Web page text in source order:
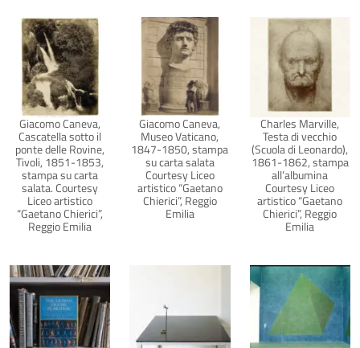
Giacomo Caneva,
Cascatella sotto il
ponte delle Rovine,
Tivoli, 1851-1853,
stampa su carta
salata. Courtesy
Liceo artistico
“Gaetano Chierici”,
Reggio Emilia
Giacomo Caneva,
Museo Vaticano,
1847-1850, stampa
su carta salata
Courtesy Liceo
artistico “Gaetano
Chierici”, Reggio
Emilia
Charles Marville,
Testa di vecchio
(Scuola di Leonardo),
1861-1862, stampa
all’albumina
Courtesy Liceo
artistico “Gaetano
Chierici”, Reggio
Emilia